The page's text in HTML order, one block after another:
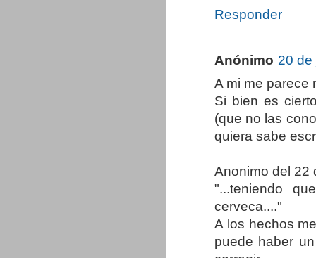
Responder
Anónimo 20 de
A mi me parece
Si bien es
(que no las
quiera sabe
Anonimo del 22
"...teniendo
cerveca...."
A los hechos
puede haber